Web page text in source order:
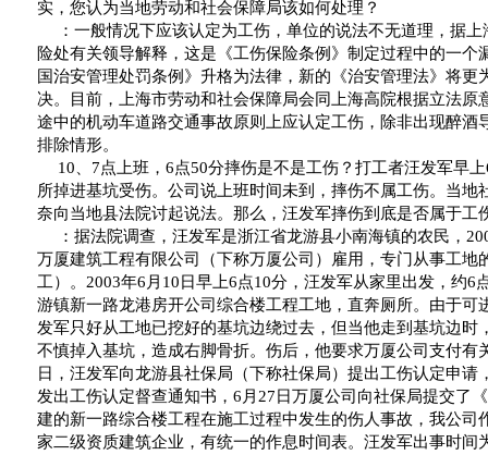
实，您认为当地劳动和社会保障局该如何处理？
：一般情况下应该认定为工伤，单位的说法不无道理，据
险处有关领导解释，这是《工伤保险条例》制定过程中的一个
国治安管理处罚条例》升格为法律，新的《治安管理法》将更
决。目前，上海市劳动和社会保障局会同上海高院根据立法原
途中的机动车道路交通事故原则上应认定工伤，除非出现醉酒
排除情形。
10
7点上班， 6点50分摔伤是不是工伤？打工者汪发军早上
所掉进基坑受伤。公司说上班时间未到，摔伤不属工伤。当地
奈向当地县法院讨起说法。那么，汪发军摔伤到底是否属于工
：据法院调查，汪发军是浙江省龙游县小南海镇的农民，
万厦建筑工程有限公司（下称万厦公司）雇用，专门从事工地
工）。 2003年6 月 10 日早上6点10分，汪发军从家里出发，约6
游镇新一路龙港房开公司综合楼工程工地，直奔厕所。由于可
发军只好从工地已挖好的基坑边绕过去，但当他走到基坑边时
不慎掉入基坑，造成右脚骨折。伤后，他要求万厦公司支付有
日 ，汪发军向龙游县社保局（下称社保局）提出工伤认定申请
发出工伤认定督查通知书， 6 月 27 日万厦公司向社保局提交了
建的新一路综合楼工程在施工过程中发生的伤人事故，我公司
家二级资质建筑企业，有统一的作息时间表。汪发军出事时间